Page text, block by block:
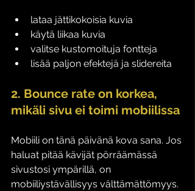
lataa jättikokoisia kuvia
käytä liikaa kuvia
valitse kustomoituja fontteja
lisää paljon efektejä ja slidereita
2. Bounce rate on korkea,
mikäli sivu ei toimi mobiilissa
Mobiili on tänä päivänä kova sana. Jos
haluat pitää kävijät pörräämässä
sivustosi ympärillä, on
mobiiliystävällisyys välttämättömyys.